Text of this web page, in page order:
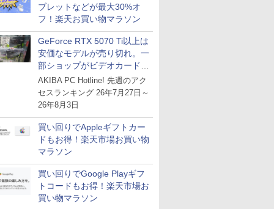
ブレットなどが最大30%オ
フ！楽天お買い物マラソン
GeForce RTX 5070 Ti以上は
安価なモデルが売り切れ。一
部ショップがビデオカードの
購入制限を実施したニュース
が注目を集める
AKIBA PC Hotline! 先週のアク
セスランキング 26年7月27日～
26年8月3日
買い回りでAppleギフトカー
ドもお得！楽天市場お買い物
マラソン
買い回りでGoogle Playギフ
トコードもお得！楽天市場お
買い物マラソン